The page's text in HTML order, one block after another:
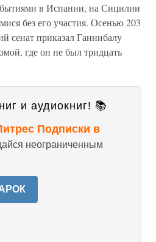
в Испании, на Сицилии
без его участия. Осенью 203
сенат приказал Ганнибалу
где он не был тридцать
и аудиокниг! 📚
Подписки в
неограниченным